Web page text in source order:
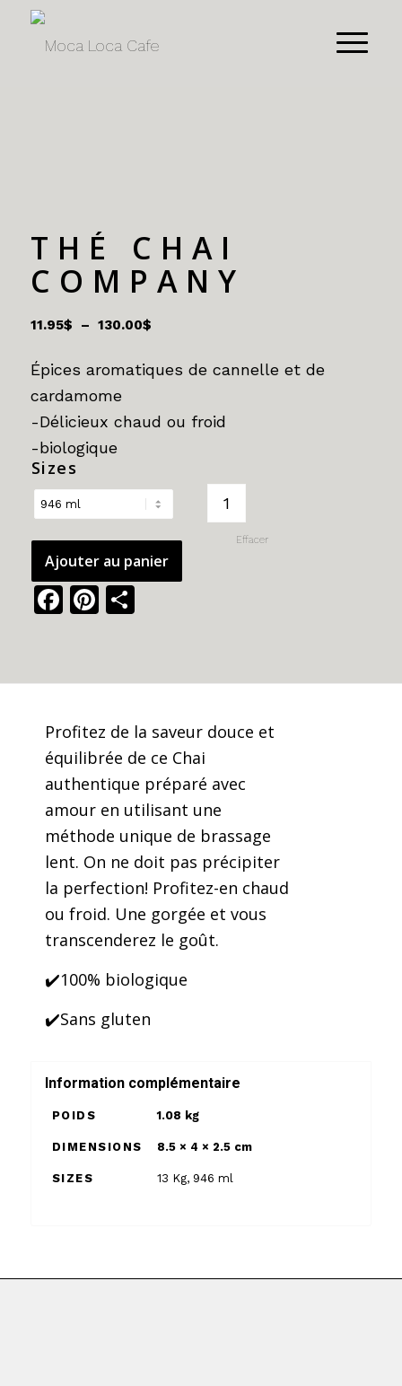
THÉ CHAI
COMPANY
11.95$ – 130.00$Plage
prix :
130.00$
Épices aromatiques de cannelle et de
cardamome
-Délicieux chaud ou froid
-biologique
Sizes
Effacer
Ajouter au panier
Facebook
Pinterest
Share
Profitez de la saveur douce et
équilibrée de ce Chai
authentique préparé avec
amour en utilisant une
méthode unique de brassage
lent. On ne doit pas précipiter
la perfection! Profitez-en chaud
ou froid. Une gorgée et vous
transcenderez le goût.
✔️100% biologique
✔️Sans gluten
Information complémentaire
POIDS 1.08 kg
DIMENSIONS 8.5 × 4 × 2.5 cm
SIZES 13 Kg, 946 ml